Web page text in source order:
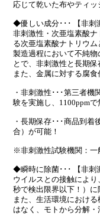
応じて乾いた布やティッ
◆優しい成分･･･ 【非刺
非刺激性・次亜塩素酸
る次亜塩素酸ナトリウム
製造過程において不純
とで、非刺激性と長期保
また、金属に対する腐食
・非刺激性･･･第三者機
験を実施し、1100ppmで
・長期保存･･･商品到着
合）が可能！
※非刺激性試験機関：一
◆瞬時に除菌･･･ 【非刺
ウイルスとの接触によ
秒で検出限界以下！）に
また、生活環境におけ
はなく、モトから分解・